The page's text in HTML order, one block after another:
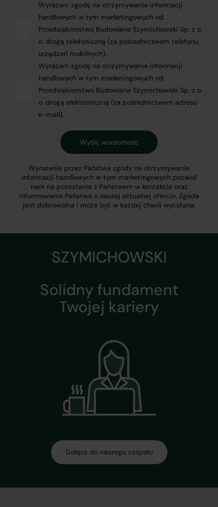
Wyrażam zgodę na otrzymywanie informacji
handlowych w tym marketingowych od
Przedsiębiorstwo Budowlane Szymichowski Sp. z o.
o. drogą telefoniczną (za pośrednictwem telefonu,
urządzeń mobilnych)..
Wyrażam zgodę na otrzymywanie informacji
handlowych w tym marketingowych od
Przedsiębiorstwo Budowlane Szymichowski Sp. z o.
o. drogą elektroniczną (za pośrednictwem adresu
e-mail).
Wyrażenie przez Państwa zgody na otrzymywanie
informacji handlowych w tym marketingowych pozwoli
nam na pozostanie z Państwem w kontakcie oraz
informowanie Państwa o naszej aktualnej ofercie. Zgoda
jest dobrowolna i może być w każdej chwili wycofana.
SZYMICHOWSKI
Solidny fundament
Twojej kariery
Dołącz do naszego zespołu